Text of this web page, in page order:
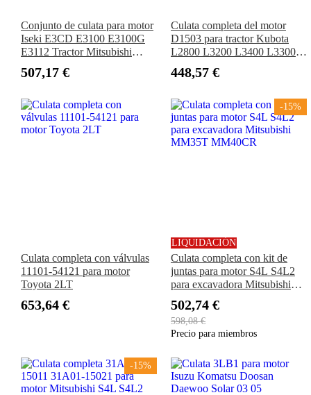
Conjunto de culata para motor
Iseki E3CD E3100 E3100G
E3112 Tractor Mitsubishi
GSK206
507,17 €
Culata completa del motor
D1503 para tractor Kubota
L2800 L3200 L3400 L3300
kit de juntas
448,57 €
Culata completa con válvulas
11101-54121 para motor
Toyota 2LT
653,64 €
-15%
LIQUIDACIÓN
Culata completa con kit de
juntas para motor S4L S4L2
para excavadora Mitsubishi
502,74 €
598,08 €
Precio para miembros
-15%